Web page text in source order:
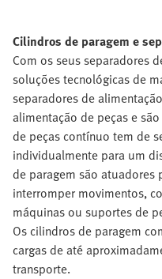
Cilindros de paragem e
Com os seus separadores
soluções tecnológicas de
separadores de
alimentação de peças e
de peças contínuo tem de
individualmente para um
de paragem são
interromper movimentos,
máquinas ou suportes de
Os cilindros de paragem
cargas de até
transporte.